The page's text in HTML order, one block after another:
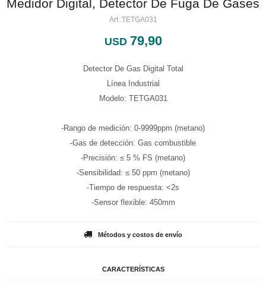
Medidor Digital, Detector De Fuga De Gases
TETGA031
USD 79,90
Detector De Gas Digital Total
Línea Industrial
Modelo: TETGA031
-Rango de medición: 0-9999ppm (metano)
-Gas de detección: Gas combustible
-Precisión: ≤ 5 % FS (metano)
-Sensibilidad: ≤ 50 ppm (metano)
-Tiempo de respuesta: <2s
-Sensor flexible: 450mm
Métodos y costos de envío
CARACTERÍSTICAS